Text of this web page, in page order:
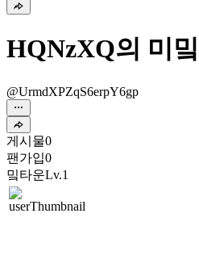
HQNzXQ의 미밐
@UrmdXPZqS6erpY6gp
게시물0
팬가입0
밐타운Lv.1